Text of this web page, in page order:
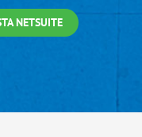
NETSUITE